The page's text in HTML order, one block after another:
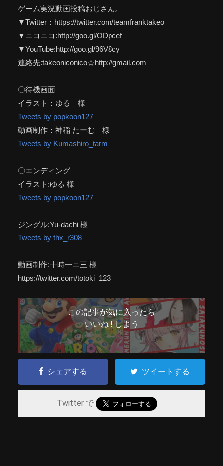
ゲーム実況動画投稿おじさん。
▼Twitter：https://twitter.com/teamfranktakeo
▼ニコニコ:http://goo.gl/ODpcef
▼YouTube:http://goo.gl/96V8cy
連絡先:takeoniconico☆http://gmail.com
〇待機画面
イラスト：ゆる 様
Tweets by popkoon127
動画制作：神稲 たーむ 様
Tweets by Kumashiro_tarm
〇エンディング
イラスト:ゆる 様
Tweets by popkoon127
ジングル:Yu-dachi 様
Tweets by thx_r308
動画制作:十時一ニ三 様
https://twitter.com/totoki_123
この記事が気に入ったら
いいね ! しよう
シェアする ツイートする
Twitter で